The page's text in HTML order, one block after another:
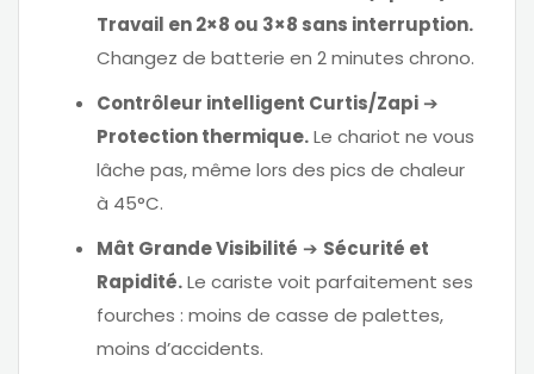
Travail en 2×8 ou 3×8 sans interruption.
Changez de batterie en 2 minutes chrono.
Contrôleur intelligent Curtis/Zapi ➔
Protection thermique.Le chariot ne vous
lâche pas, même lors des pics de chaleur
à 45°C.
Mât Grande Visibilité ➔ Sécurité et
Rapidité.Le cariste voit parfaitement ses
fourches : moins de casse de palettes,
moins d’accidents.